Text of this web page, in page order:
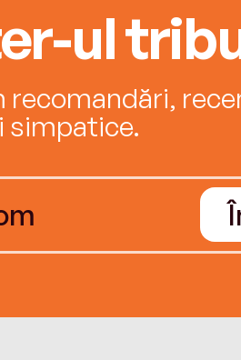
ul
simpatice.